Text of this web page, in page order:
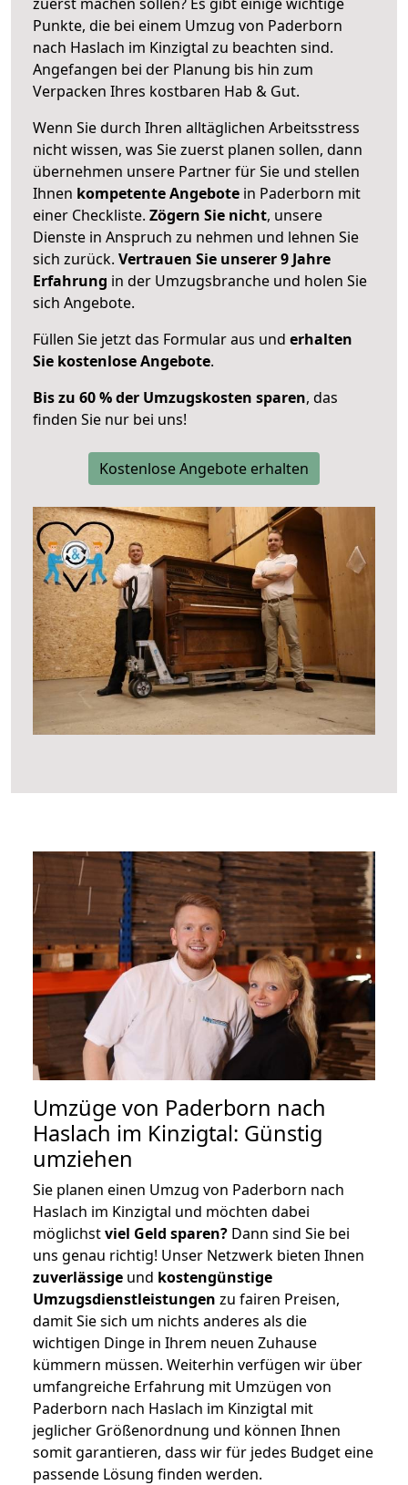
Punkte, die bei einem Umzug von Paderborn
nach Haslach im Kinzigtal zu beachten sind.
Angefangen bei der Planung bis hin zum
Verpacken Ihres kostbaren Hab & Gut.
Wenn Sie durch Ihren alltäglichen Arbeitsstress
nicht wissen, was Sie zuerst planen sollen, dann
übernehmen unsere Partner für Sie und stellen
Ihnen kompetente Angebote in Paderborn mit
einer Checkliste. Zögern Sie nicht, unsere
Dienste in Anspruch zu nehmen und lehnen Sie
sich zurück. Vertrauen Sie unserer 9 Jahre
Erfahrung in der Umzugsbranche und holen Sie
sich Angebote.
Füllen Sie jetzt das Formular aus und erhalten
Sie kostenlose Angebote.
Bis zu 60 % der Umzugskosten sparen, das
finden Sie nur bei uns!
Kostenlose Angebote erhalten
Umzüge von Paderborn nach
Haslach im Kinzigtal: Günstig
umziehen
Sie planen einen Umzug von Paderborn nach
Haslach im Kinzigtal und möchten dabei
möglichstviel Geld sparen? Dann sind Sie bei
uns genau richtig! Unser Netzwerk bieten Ihnen
zuverlässige und kostengünstige
Umzugsdienstleistungen zu fairen Preisen,
damit Sie sich um nichts anderes als die
wichtigen Dinge in Ihrem neuen Zuhause
kümmern müssen. Weiterhin verfügen wir über
umfangreiche Erfahrung mit Umzügen von
Paderborn nach Haslach im Kinzigtal mit
jeglicher Größenordnung und können Ihnen
somit garantieren, dass wir für jedes Budget eine
passende Lösung finden werden.